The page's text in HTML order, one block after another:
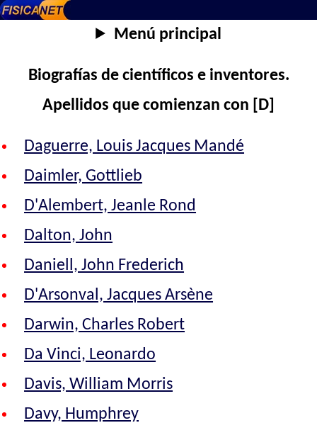
Menú principal
Biografías de científicos e inventores.
Apellidos que comienzan con [D]
Daguerre, Louis Jacques Mandé
Daimler, Gottlieb
D'Alembert, Jeanle Rond
Dalton, John
Daniell, John Frederich
D'Arsonval, Jacques Arsène
Darwin, Charles Robert
Da Vinci, Leonardo
Davis, William Morris
Davy, Humphrey